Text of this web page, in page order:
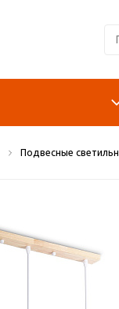
Подвесные